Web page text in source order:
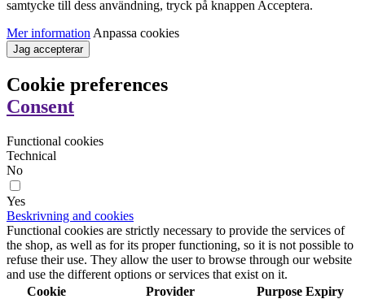
samtycke till dess användning, tryck på knappen Acceptera.
Mer information Anpassa cookies
Jag accepterar
Cookie preferences
Consent
Functional cookies
Technical
No
Yes
Beskrivning and cookies
Functional cookies are strictly necessary to provide the services of
the shop, as well as for its proper functioning, so it is not possible to
refuse their use. They allow the user to browse through our website
and use the different options or services that exist on it.
Cookie
Provider Purpose Expiry